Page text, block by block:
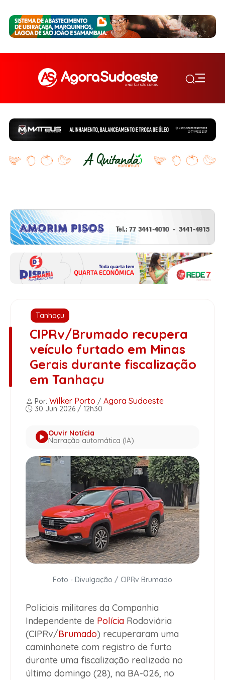
Tanhaçu
CIPRv/Brumado recupera
veículo furtado em Minas
Gerais durante fiscalização
em Tanhaçu
Por: Wilker Porto / Agora Sudoeste
30 Jun 2026 / 12h30
Ouvir Notícia
Narração automática (IA)
Foto - Divulgação / CIPRv Brumado
Policiais militares da Companhia
Independente de Polícia Rodoviária
(CIPRv/Brumado) recuperaram uma
caminhonete com registro de furto
durante uma fiscalização realizada no
último domingo (28), na BA-026, no